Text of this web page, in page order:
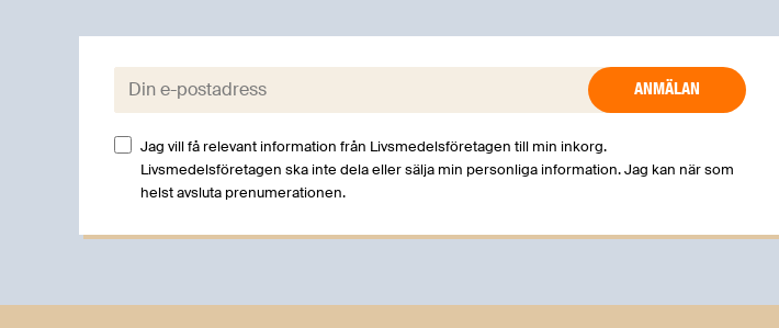
presenterades på en digital pressträff
den 4 december 2020.
E-post:
Jag vill få relevant information från Livsmedelsföretagen till min inkorg.
Livsmedelsföretagen ska inte dela eller sälja min personliga information. Jag kan när som
helst avsluta prenumerationen.